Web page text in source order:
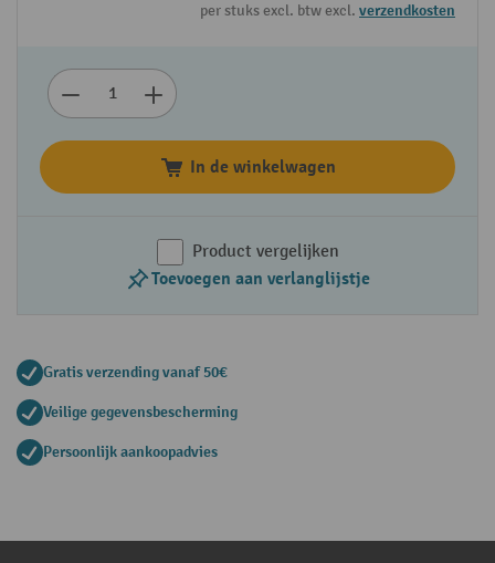
per stuks excl. btw excl. verzendkosten
In de winkelwagen
Product vergelijken
Toevoegen aan verlanglijstje
Gratis verzending vanaf 50€
Veilige gegevensbescherming
Persoonlijk aankoopadvies